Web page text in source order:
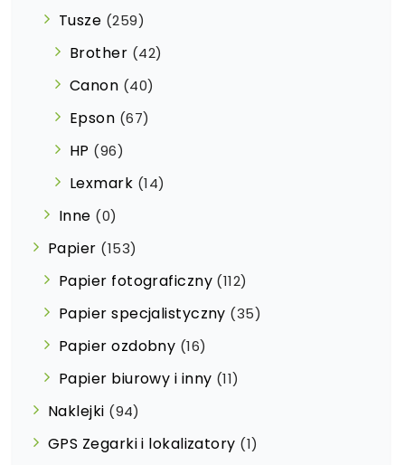
Tusze (259)
Brother (42)
Canon (40)
Epson (67)
HP (96)
Lexmark (14)
Inne (0)
Papier (153)
Papier fotograficzny (112)
Papier specjalistyczny (35)
Papier ozdobny (16)
Papier biurowy i inny (11)
Naklejki (94)
GPS Zegarki i lokalizatory (1)